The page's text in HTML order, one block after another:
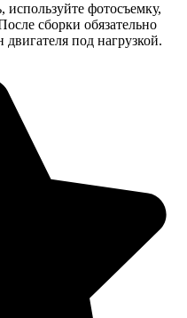
используйте фотосъемку,
сборки обязательно
под нагрузкой.